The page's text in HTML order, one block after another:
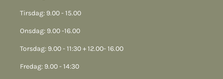
Tirsdag: 9.00 - 15.00
Onsdag: 9.00 -16.00
Torsdag: 9.00 - 11:30 + 12.00- 16.00
Fredag: 9.00 - 14:30